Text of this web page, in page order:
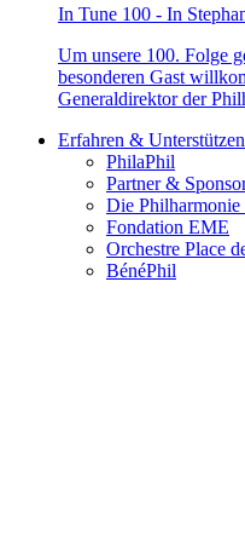
In Tune 100 - In
Um unsere 100. Folge
besonderen Gast
Generaldirektor der
Erfahren & Unterstützen
PhilaPhil
Partner &
Die Philharmonie
Fondation EME
Orchestre Place
BénéPhil